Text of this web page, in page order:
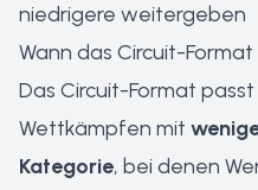
niedrigere weitergeben
Wann das Circuit-
Das Circuit-Format
Wettkämpfen mit
Kategorie, bei denen